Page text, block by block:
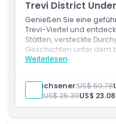
Ausschlüsse
Dinge, die Sie wissen
Wie man dorthin gelangt
Trevi District
Genießen Sie eine
Trevi-Viertel und
Stätten, versteckte
Geschichten unter dem
Weiterlesen
Einschlüsse
Englischsprachiger
45-minütige Tour
Erwachsener:US$ 50.78
Kind:US$ 25.39US$ 23.08